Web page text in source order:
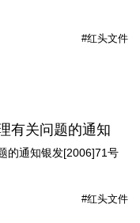
#红头文件
有关问题的通知
的通知银发[2006]71号
#红头文件